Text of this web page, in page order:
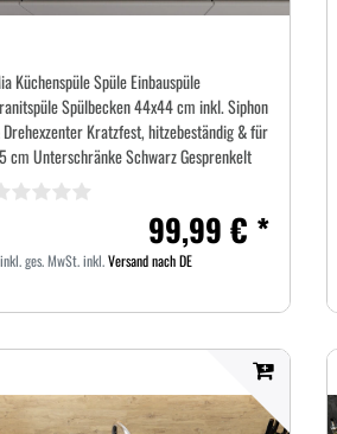
Küchenspüle Spüle Einbauspüle
Spülbecken 44x44 cm inkl. Siphon
Kratzfest, hitzebeständig & für
cm Unterschränke Schwarz Gesprenkelt
99,99 € *
inkl. ges. MwSt.inkl.Versand nach DE